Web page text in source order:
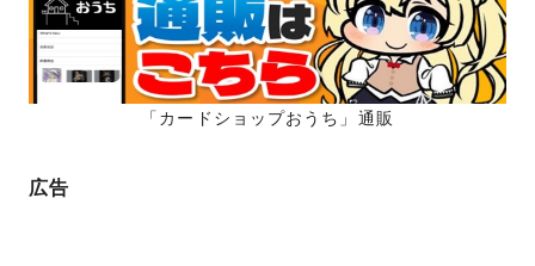
「カードショップおうち」通販
広告